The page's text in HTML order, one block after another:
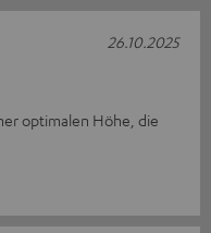
optimalen Höhe, die
26.10.2025